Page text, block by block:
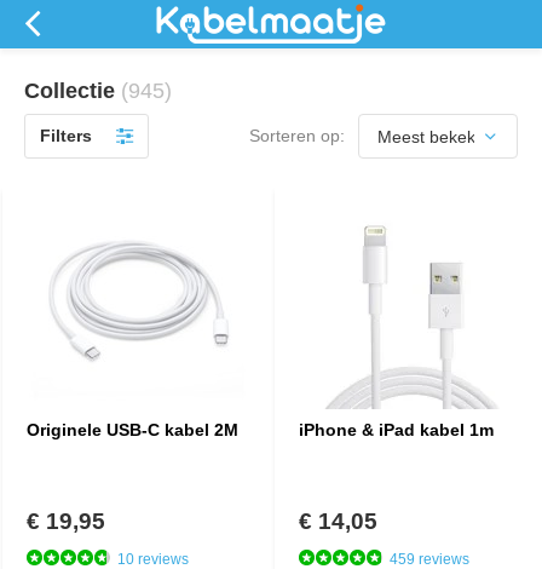
Collectie (945)
Filters Sorteren op:
Originele USB-C kabel 2M
€ 19,95
10 reviews
iPhone & iPad kabel 1m
€ 14,05
459 reviews